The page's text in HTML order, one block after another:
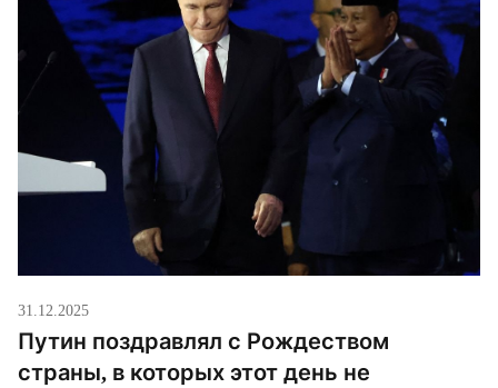
31.12.2025
Путин поздравлял с Рождеством
страны, в которых этот день не